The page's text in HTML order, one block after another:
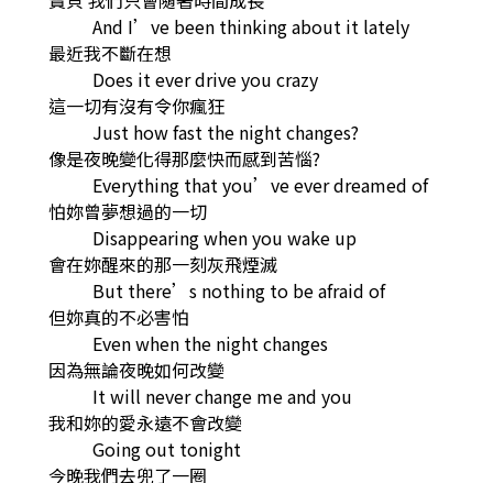
And I’ve been thinking about it lately
最近我不斷在想
Does it ever drive you crazy
這一切有沒有令你瘋狂
Just how fast the night changes?
像是夜晚變化得那麼快而感到苦惱?
Everything that you’ve ever dreamed of
怕妳曾夢想過的一切
Disappearing when you wake up
會在妳醒來的那一刻灰飛煙滅
But there’s nothing to be afraid of
但妳真的不必害怕
Even when the night changes
因為無論夜晚如何改變
It will never change me and you
我和妳的愛永遠不會改變
Going out tonight
今晚我們去兜了一圈